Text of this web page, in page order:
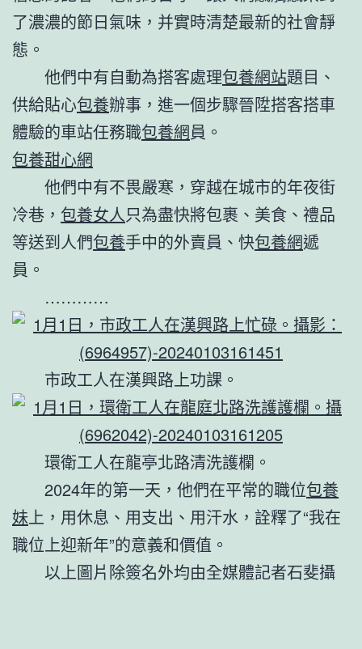
了濃濃的節日氣味，并實時清楚最新的社會靜
態。
他們中有自動為搭客處理包養網站題目、
供給貼心包養辦事，進一個步驟晉陞搭客搭車
體驗的車站任務職包養網員。
包養甜心網
他們中有不畏嚴寒，穿越在城市的年夜街
冷巷， 包養女人只為盡快將包裹、美食、禮品
等送到人們包養手中的外賣員、快包養網遞
員。
…………
市政工人在漢興路上功課。
環衛工人在龍亭北路清洗護欄。
2024年的第一天，他們在平常的職位包養
妹上，用休息、用支出、用汗水，詮釋了“我在
職位上迎新年”的意義和價值。
以上圖片除簽名外均由全媒體記者石斐攝